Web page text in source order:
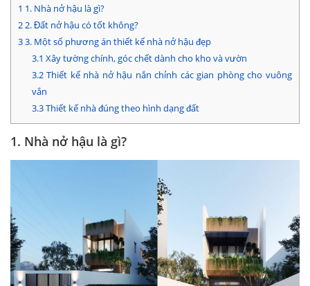
1 1. Nhà nở hậu là gì?
22. Đất nở hậu có tốt không?
33. Một số phương án thiết kế nhà nở hậu đẹp
3.1 Xây tường chính, góc chết dành cho kho và vườn
3.2Thiết kế nhà nở hậu nắn chỉnh các gian phòng cho vuông
vắn
3.3Thiết kế nhà đúng theo hình dạng đất
1. Nhà nở hậu là gì?